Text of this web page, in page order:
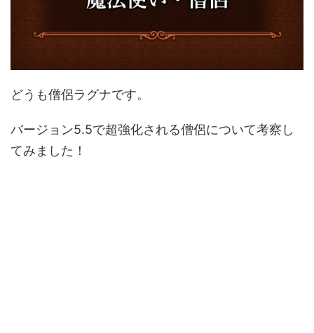
どうも僧侶ラグナです。
バージョン5.5で超強化される僧侶について考察し
てみました！